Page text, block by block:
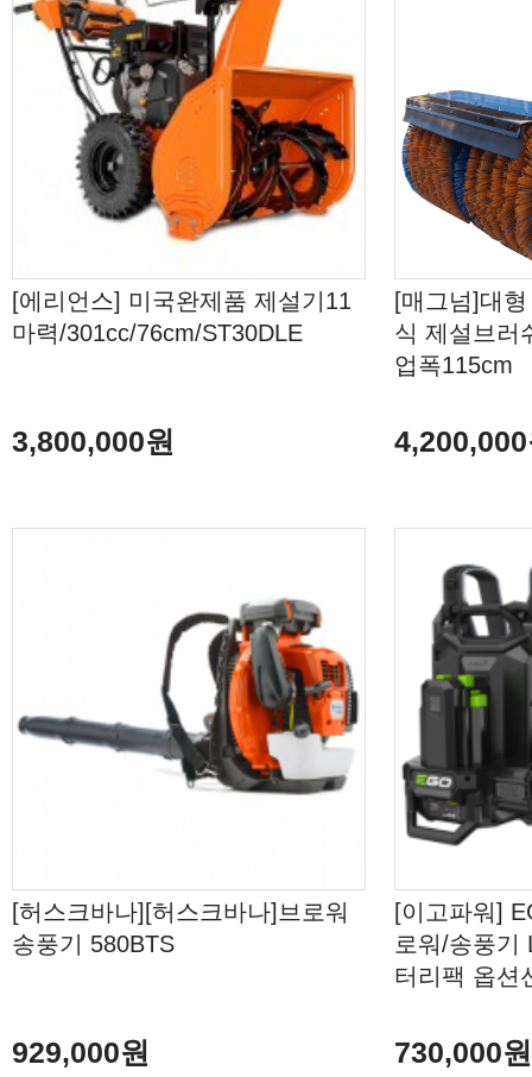
[에리언스] 미국완제품 제설기11
마력/301cc/76cm/ST30DLE
3,800,000원
[매그넘]대
식 제설브러
업폭115cm
[허스크바나][허스크바나]브로워
송풍기 580BTS
929,000원
[이고파워]
로워/송풍기
터리팩 옵션
730,000원